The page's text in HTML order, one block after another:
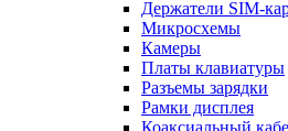
Держатели SIM-
Микросхемы
Камеры
Платы клавиатуры
Разъемы зарядки
Рамки дисплея
Коаксиальный